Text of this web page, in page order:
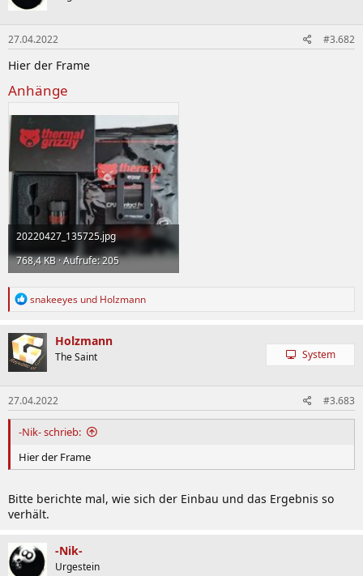
o
n
e
n
:
27.04.2022 #3.682
Hier der Frame
Anhänge
20220427_135725.jpg
768,4 KB · Aufrufe: 205
R
k
t
i
o
n
e
n
:
snakeeyes und Holzmann
Holzmann
The Saint System
27.04.2022 #3.683
-Nik- schrieb:
Hier der Frame
Bitte berichte mal, wie sich der Einbau und das Ergebnis so
verhält.
-Nik-
Urgestein